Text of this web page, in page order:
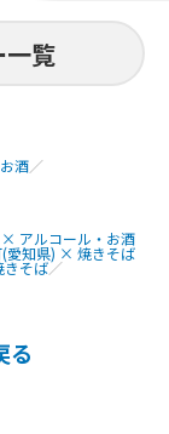
ばバーガー(2
とろふわオ
の唐揚げ&コ
一覧
酒／
アルコール・お酒
愛知県) × 焼きそば
そば／
る